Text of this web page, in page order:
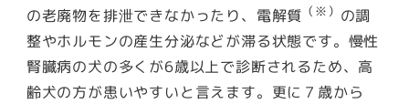
の老廃物を排泄できなかったり、電解質 （※） の調
整やホルモンの産生分泌などが滞る状態です。慢性
腎臓病の犬の多くが6歳以上で診断されるため、高
齢犬の方が患いやすいと言えます。更に７歳から